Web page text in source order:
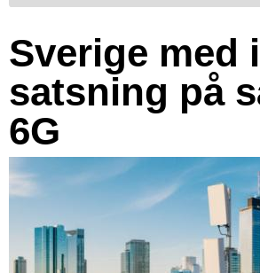
Sverige med
satsning på
6G